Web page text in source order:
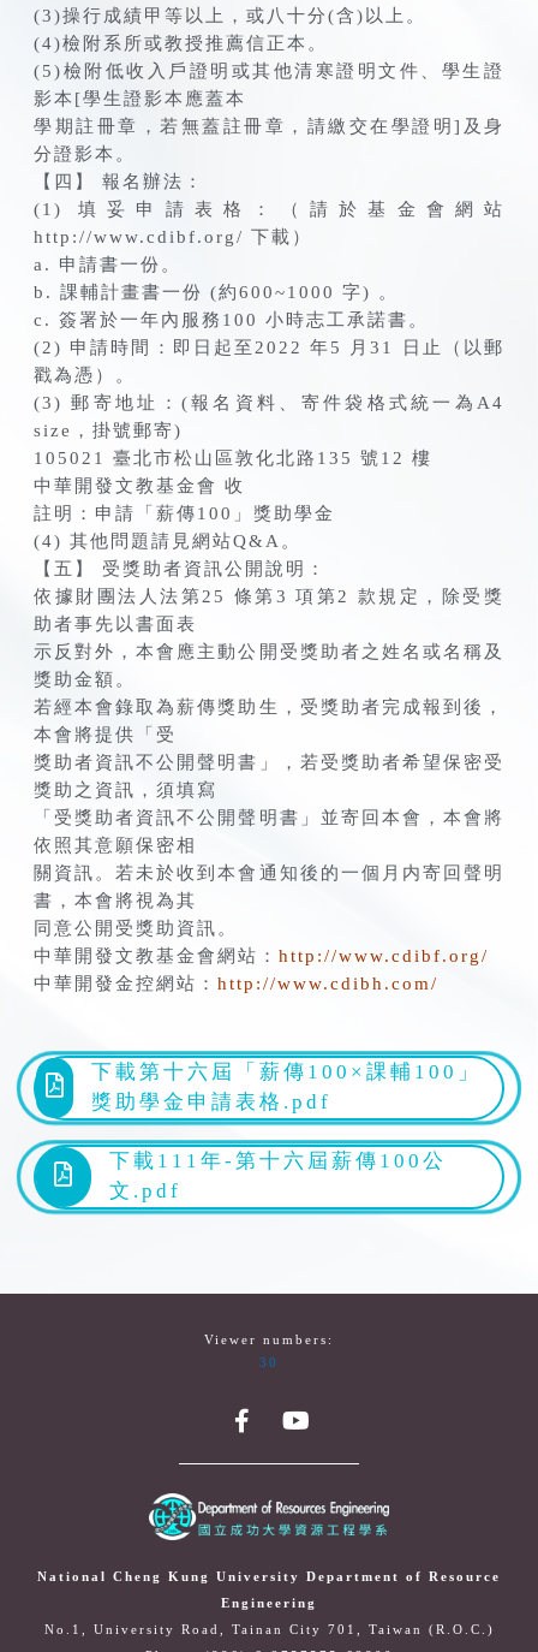
(3)操行成績甲等以上，或八十分(含)以上。
(4)檢附系所或教授推薦信正本。
(5)檢附低收入戶證明或其他清寒證明文件、學生證
影本[學生證影本應蓋本
學期註冊章，若無蓋註冊章，請繳交在學證明]及身
分證影本。
【四】 報名辦法：
(1) 填妥申請表格：（請於基金會網站
http://www.cdibf.org/ 下載）
a. 申請書一份。
b. 課輔計畫書一份 (約600~1000 字) 。
c. 簽署於一年內服務100 小時志工承諾書。
(2) 申請時間：即日起至2022 年5 月31 日止（以郵
戳為憑）。
(3) 郵寄地址：(報名資料、寄件袋格式統一為A4
size，掛號郵寄)
105021 臺北市松山區敦化北路135 號12 樓
中華開發文教基金會 收
註明：申請「薪傳100」獎助學金
(4) 其他問題請見網站Q&A。
【五】 受獎助者資訊公開說明：
依據財團法人法第25 條第3 項第2 款規定，除受獎
助者事先以書面表
示反對外，本會應主動公開受獎助者之姓名或名稱及
獎助金額。
若經本會錄取為薪傳獎助生，受獎助者完成報到後，
本會將提供「受
獎助者資訊不公開聲明書」，若受獎助者希望保密受
獎助之資訊，須填寫
「受獎助者資訊不公開聲明書」並寄回本會，本會將
依照其意願保密相
關資訊。若未於收到本會通知後的一個月内寄回聲明
書，本會將視為其
同意公開受獎助資訊。
中華開發文教基金會網站： http://www.cdibf.org/
中華開發金控網站： http://www.cdibh.com/
下載第十六屆「薪傳100×課輔100」
獎助學金申請表格.pdf
下載111年-第十六屆薪傳100公
文.pdf
Viewer numbers:
30
National Cheng Kung University Department of Resource
Engineering
No.1, University Road, Tainan City 701, Taiwan (R.O.C.)